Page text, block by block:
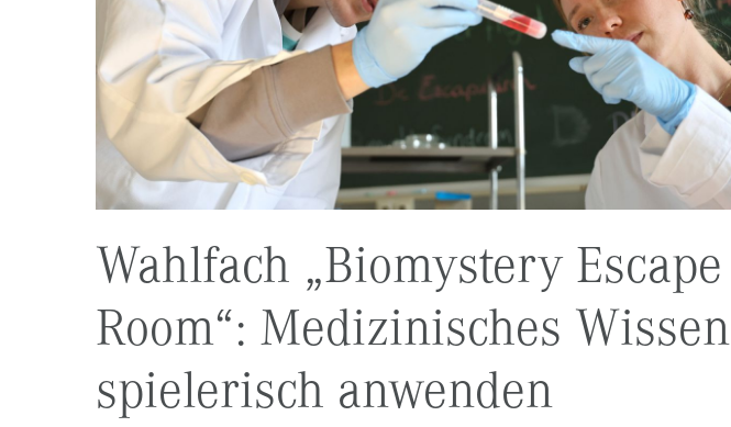
Wahlfach „Biomystery Escape
Room“: Medizinisches Wissen
spielerisch anwenden